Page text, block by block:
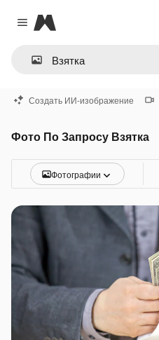
Close menu
Magnific
Создать ИИ-изображение
Фото По Запросу Взятка
Фотографии